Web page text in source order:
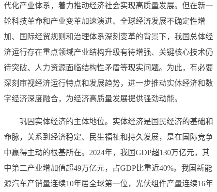
代化产业体系，着力推动经济社会实现高质量发展。但在新一
轮科技革命和产业变革加速演进、全球经济发展不确定性增
加、国际经贸规则和治理体系深刻变革的背景下，我国总体经
济运行存在重点领域产业结构升级有待增强、关键核心技术仍
待突破、人力资源面临结构性矛盾等现实问题。为此，有必要
深刻审视经济运行特点和发展趋势，进一步推动实体经济和数
字经济深度融合，为经济高质量发展提供强劲动能。
巩固实体经济的主体地位。实体经济是国民经济的基础和
命脉，关系到经济稳定、民生福祉和持久发展，是在国际竞争
中赢得主动的根基所在。2024年，我国GDP超130万亿元，其
中第二产业增加值超49万亿元，占GDP比重近40%。我国新能
源汽车产销量连续10年居全球第一位，光伏组件产量连续16年